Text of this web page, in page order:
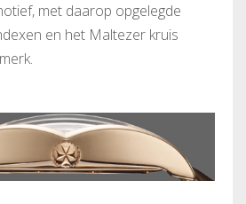
met daarop opgelegde
en het Maltezer kruis